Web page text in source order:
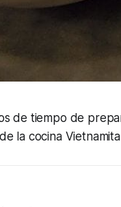
de tiempo de
la cocina Vietnamita